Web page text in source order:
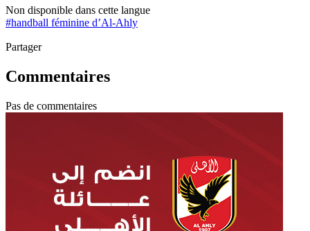
Non disponible dans cette langue
#handball féminine d’Al-Ahly
Partager
Commentaires
Pas de commentaires